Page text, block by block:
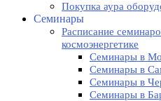
Покупка аура
Семинары
Расписание
космоэнергетике
Семинары в
Семинары в
Семинары в
Семинары в